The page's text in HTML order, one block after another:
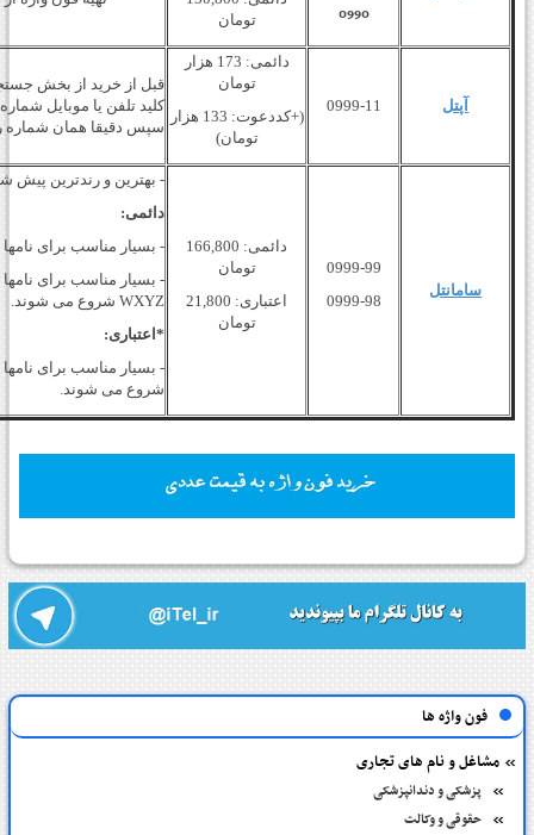
0990
تومان
آپتل 0999-11
دائمی: 173 هزار
تومان
(+کددعوت: 133 هزار
تومان)
قبل از خرید از بخش
کلید تلفن یا موبایل
سپس دقیقا همان شماره
سامانتل
0999-99
0999-98
دائمی: 166,800
تومان
اعتباری: 21,800
تومان
- بهترین و رندترین پیش
دائمی:
- بسیار مناسب برای نامها و
WXYZ شروع می شوند.
*اعتباری:
شروع می شوند.
فون واژه ها
مشاغل و نام های تجاری
پزشکی و دندانپزشکی
حقوقی و وکالت